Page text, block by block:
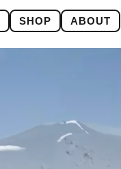
SHOP ABOUT